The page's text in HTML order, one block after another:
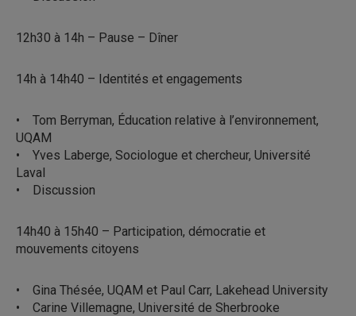
12h30 à 14h – Pause – Dîner
14h à 14h40 – Identités et engagements
• Tom Berryman, Éducation relative à l’environnement,
UQAM
• Yves Laberge, Sociologue et chercheur, Université
Laval
• Discussion
14h40 à 15h40 – Participation, démocratie et
mouvements citoyens
• Gina Thésée, UQAM et Paul Carr, Lakehead University
• Carine Villemagne, Université de Sherbrooke